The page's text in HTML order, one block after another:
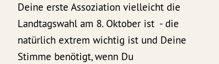
Deine erste Assoziation vielleicht die
Landtagswahl am 8. Oktober ist - die
natürlich extrem wichtig ist und Deine
Stimme benötigt, wenn Du